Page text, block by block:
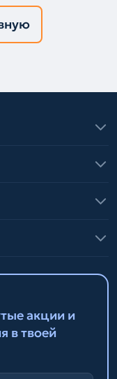
акции и
в твоей